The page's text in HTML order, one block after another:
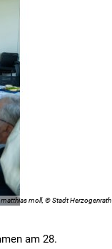
matthias moll, © Stadt Herzogenrath
am 28.